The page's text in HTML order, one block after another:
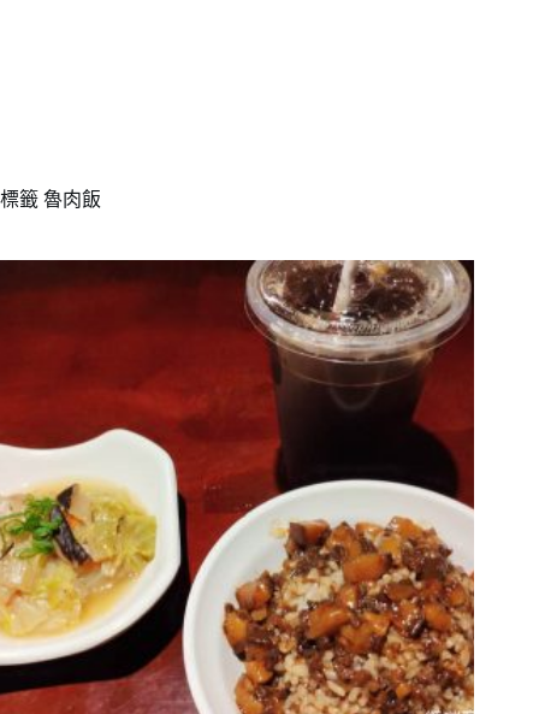
標籤 魯肉飯